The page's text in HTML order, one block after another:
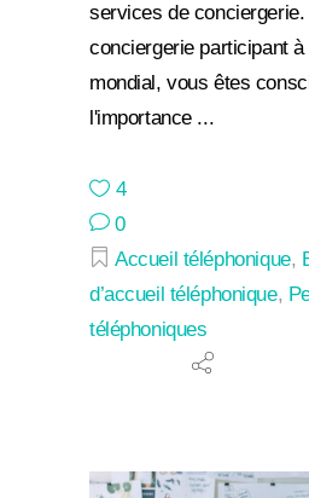
services de conciergerie.
conciergerie participant
mondial, vous êtes
l'importance
4
0
Accueil téléphonique,
d’accueil téléphonique,
téléphoniques